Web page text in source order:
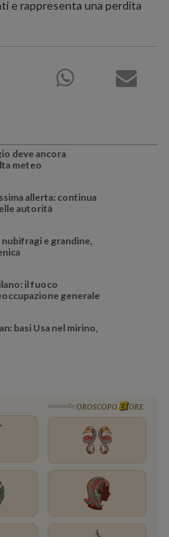
e rappresenta una perdita
deve ancora
meteo
allerta: continua
autorità
e grandine,
il fuoco
generale
basi Usa nel mirino,
powered by OROSCOPO ORE